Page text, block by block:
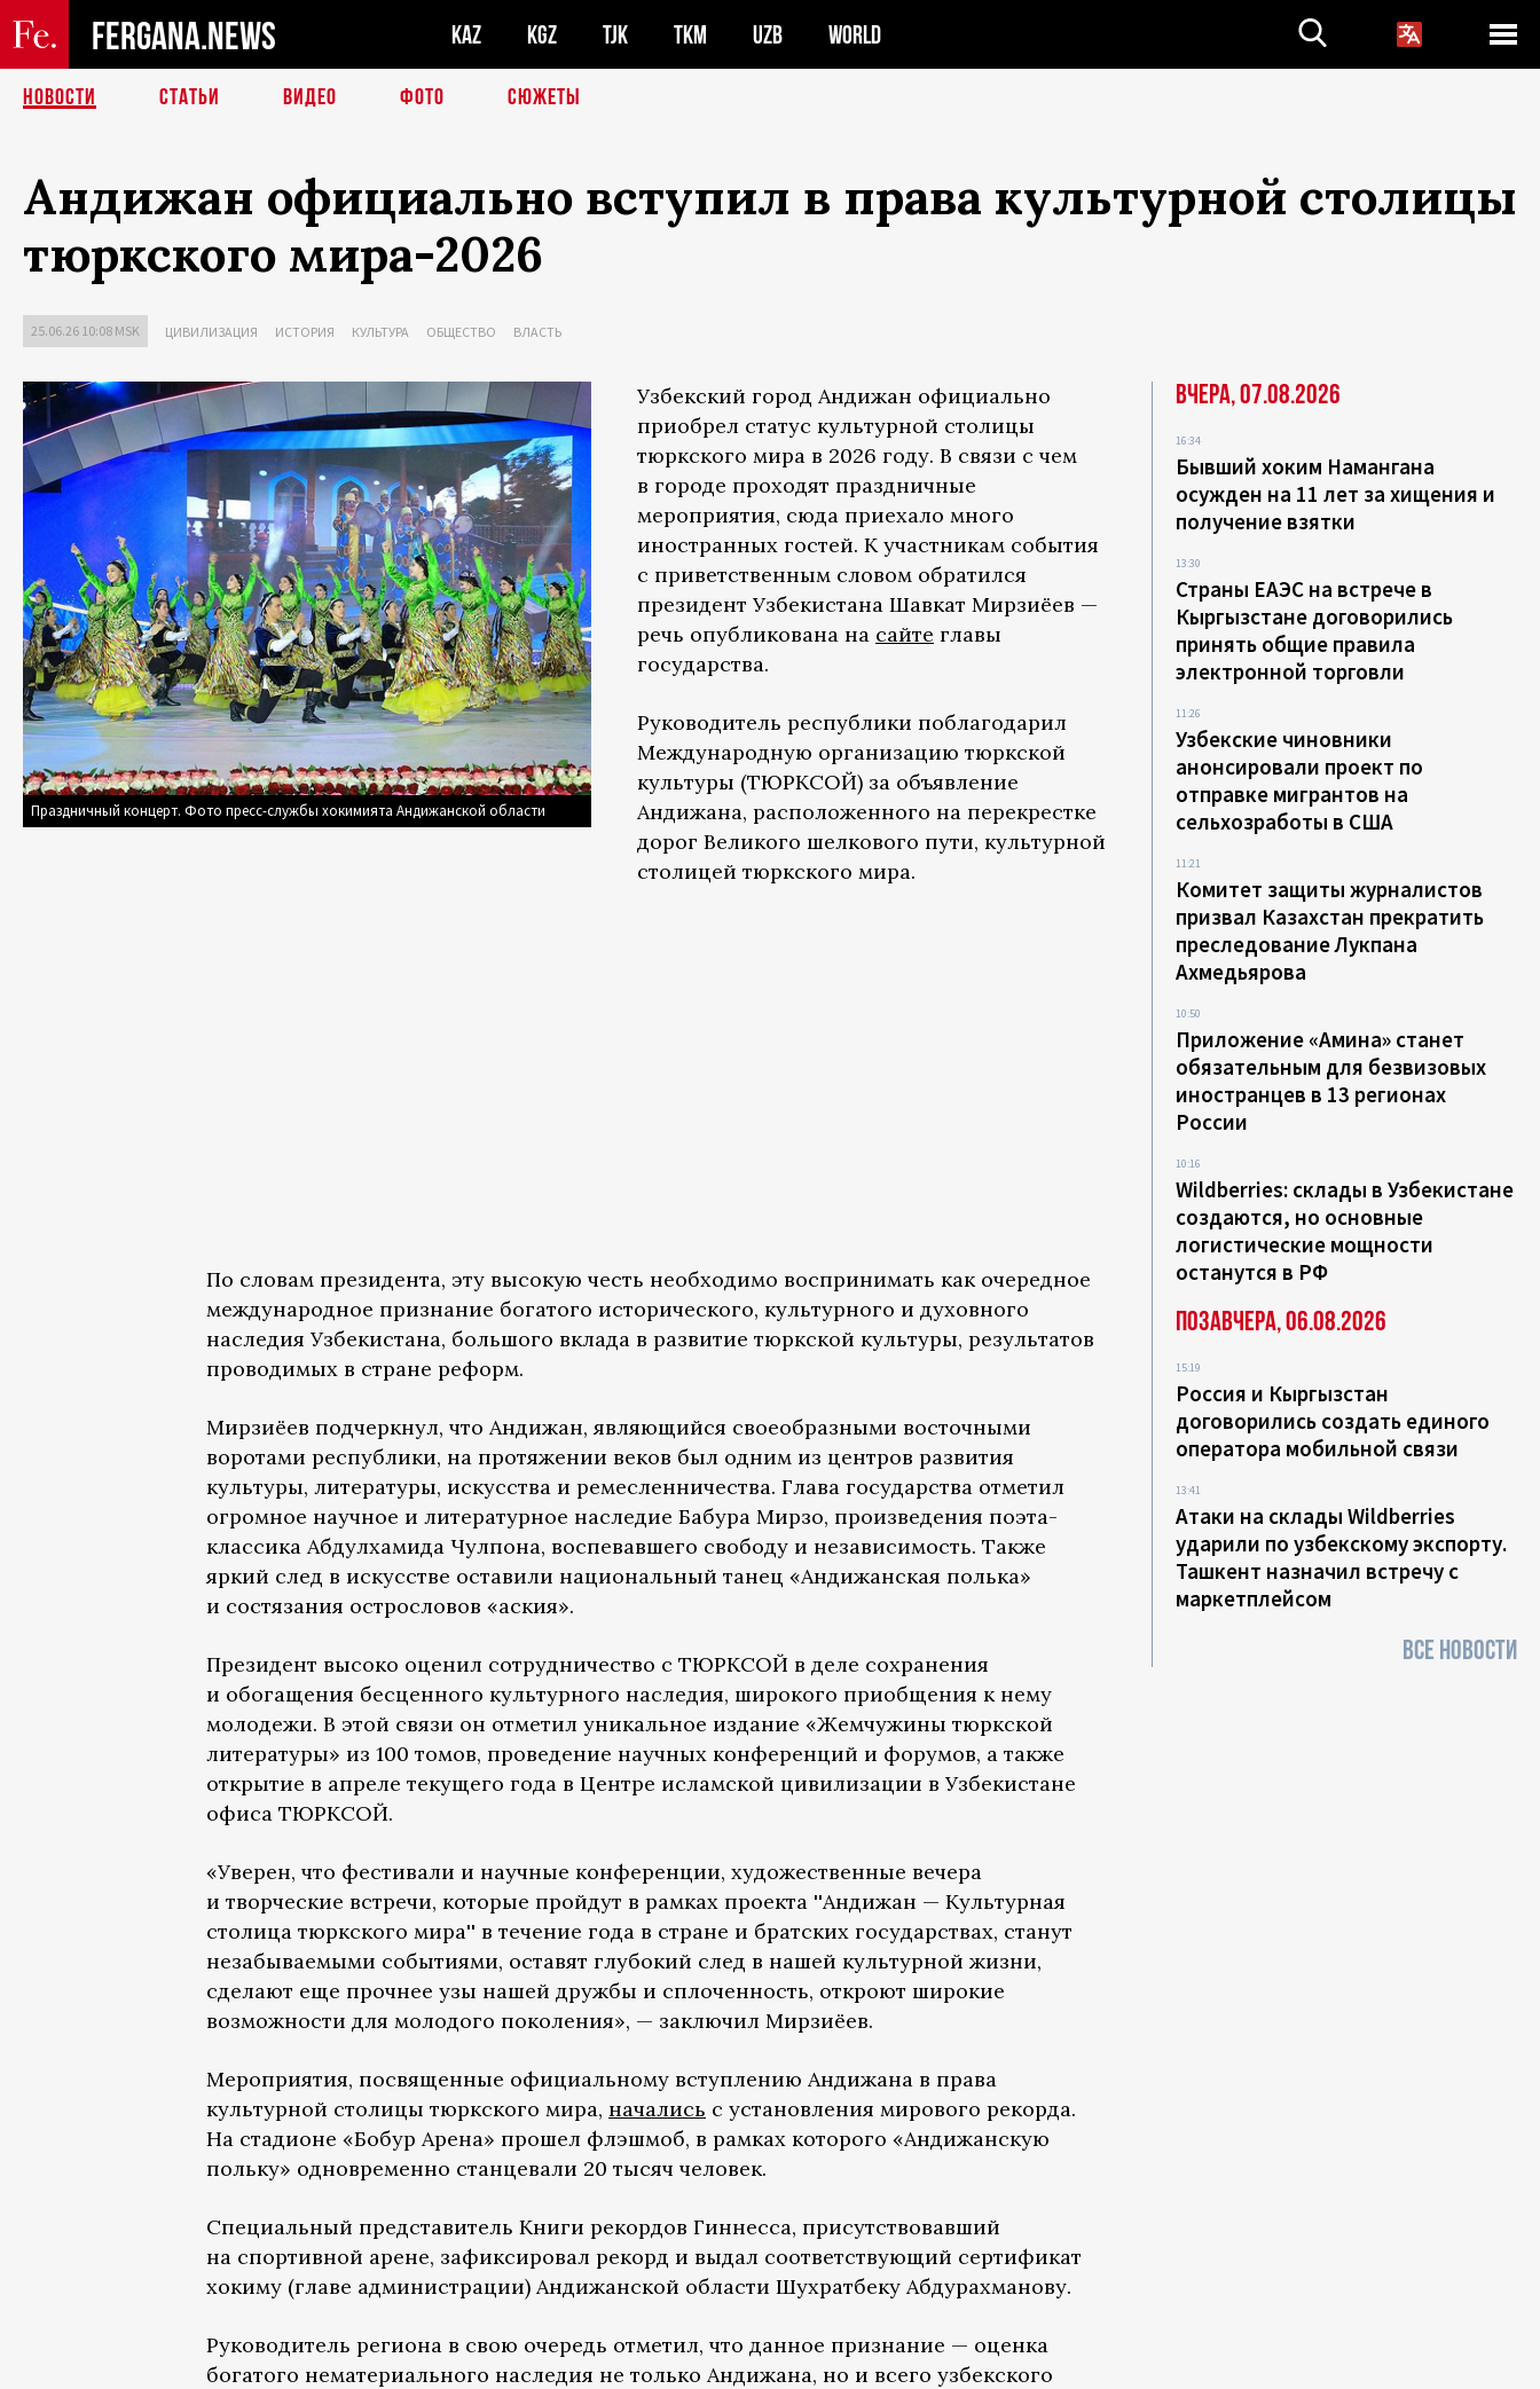
FERGANA.NEWS KAZ KGZ TJK TKM UZB WORLD
НОВОСТИ СТАТЬИ ВИДЕО ФОТО СЮЖЕТЫ
Андижан официально вступил в права культурной столицы
тюркского мира-2026
25.06.26 10:08 MSK ЦИВИЛИЗАЦИЯ ИСТОРИЯ КУЛЬТУРА ОБЩЕСТВО ВЛАСТЬ
Праздничный концерт. Фото пресс-службы хокимията Андижанской области
Узбекский город Андижан официально
приобрел статус культурной столицы
тюркского мира в 2026 году. В связи с чем
в городе проходят праздничные
мероприятия, сюда приехало много
иностранных гостей. К участникам события
с приветственным словом обратился
президент Узбекистана Шавкат Мирзиёев —
речь опубликована на сайте главы
государства.
Руководитель республики поблагодарил
Международную организацию тюркской
культуры (ТЮРКСОЙ) за объявление
Андижана, расположенного на перекрестке
дорог Великого шелкового пути, культурной
столицей тюркского мира.
По словам президента, эту высокую честь необходимо воспринимать как очередное
международное признание богатого исторического, культурного и духовного
наследия Узбекистана, большого вклада в развитие тюркской культуры, результатов
проводимых в стране реформ.
Мирзиёев подчеркнул, что Андижан, являющийся своеобразными восточными
воротами республики, на протяжении веков был одним из центров развития
культуры, литературы, искусства и ремесленничества. Глава государства отметил
огромное научное и литературное наследие Бабура Мирзо, произведения поэта-
классика Абдулхамида Чулпона, воспевавшего свободу и независимость. Также
яркий след в искусстве оставили национальный танец «Андижанская полька»
и состязания острословов «аския».
Президент высоко оценил сотрудничество с ТЮРКСОЙ в деле сохранения
и обогащения бесценного культурного наследия, широкого приобщения к нему
молодежи. В этой связи он отметил уникальное издание «Жемчужины тюркской
литературы» из 100 томов, проведение научных конференций и форумов, а также
открытие в апреле текущего года в Центре исламской цивилизации в Узбекистане
офиса ТЮРКСОЙ.
«Уверен, что фестивали и научные конференции, художественные вечера
и творческие встречи, которые пройдут в рамках проекта ''Андижан — Культурная
столица тюркского мира'' в течение года в стране и братских государствах, станут
незабываемыми событиями, оставят глубокий след в нашей культурной жизни,
сделают еще прочнее узы нашей дружбы и сплоченность, откроют широкие
возможности для молодого поколения», — заключил Мирзиёев.
Мероприятия, посвященные официальному вступлению Андижана в права
культурной столицы тюркского мира, начались с установления мирового рекорда.
На стадионе «Бобур Арена» прошел флэшмоб, в рамках которого «Андижанскую
польку» одновременно cтанцевали 20 тысяч человек.
Специальный представитель Книги рекордов Гиннесса, присутствовавший
на спортивной арене, зафиксировал рекорд и выдал соответствующий сертификат
хокиму (главе администрации) Андижанской области Шухратбеку Абдурахманову.
Руководитель региона в свою очередь отметил, что данное признание — оценка
богатого нематериального наследия не только Андижана, но и всего узбекского
Вчера, 07.08.2026
16:34
Бывший хоким Намангана
осужден на 11 лет за хищения и
получение взятки
13:30
Страны ЕАЭС на встрече в
Кыргызстане договорились
принять общие правила
электронной торговли
11:26
Узбекские чиновники
анонсировали проект по
отправке мигрантов на
сельхозработы в США
11:21
Комитет защиты журналистов
призвал Казахстан прекратить
преследование Лукпана
Ахмедьярова
10:50
Приложение «Амина» станет
обязательным для безвизовых
иностранцев в 13 регионах
России
10:16
Wildberries: склады в Узбекистане
создаются, но основные
логистические мощности
останутся в РФ
Позавчера, 06.08.2026
15:19
Россия и Кыргызстан
договорились создать единого
оператора мобильной связи
13:41
Атаки на склады Wildberries
ударили по узбекскому экспорту.
Ташкент назначил встречу с
маркетплейсом
ВСЕ НОВОСТИ